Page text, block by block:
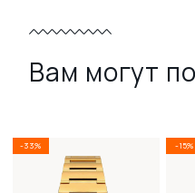
Вам могут
-33% -15%